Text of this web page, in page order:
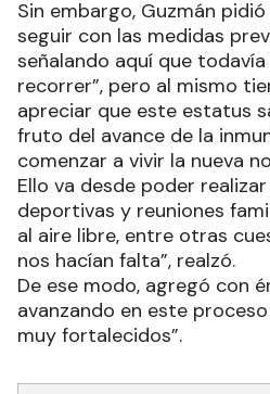
Sin embargo, Guzmán
seguir con las medidas
señalando aquí que
recorrer”, pero al mismo
apreciar que este estatus
fruto del avance de la
comenzar a vivir la nueva
Ello va desde poder
deportivas y reuniones
al aire libre, entre otras
nos hacían falta”, realzó.
De ese modo, agregó con
avanzando en este
muy fortalecidos”.